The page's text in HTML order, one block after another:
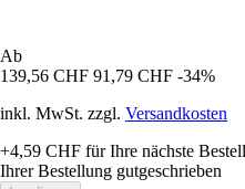
Ab
139,56 CHF 91,79 CHF -34%
inkl. MwSt. zzgl. Versandkosten
+4,59 CHF für Ihre nächste
Ihrer Bestellung gutgeschrieben